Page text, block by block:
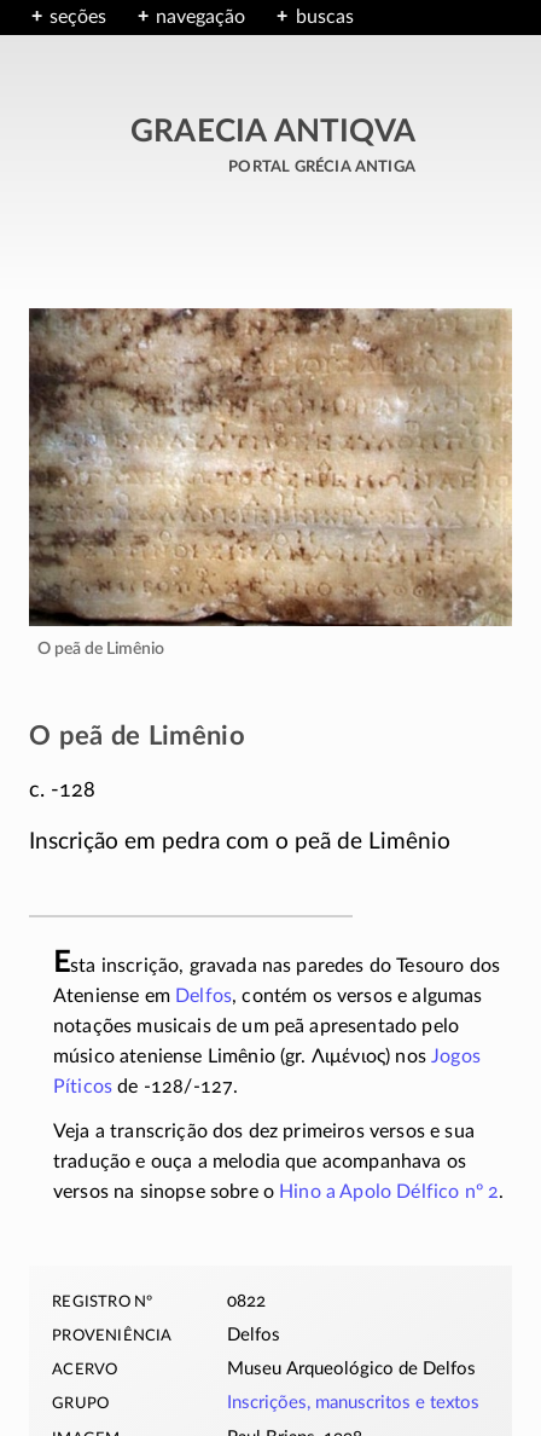
seções navegação buscas
GRAECIA ANTIQVA
portal grécia antiga
O peã de Limênio
O peã de Limênio
c. -128
Inscrição em pedra com o peã de Limênio
Esta inscrição, gravada nas paredes do Tesouro dos
Ateniense em Delfos, contém os versos e algumas
notações musicais de um peã apresentado pelo
músico ateniense Limênio (gr. Λιμένιος) nosJogos
Píticos de -128/-127.
Veja a transcrição dos dez primeiros versos e sua
tradução e ouça a melodia que acompanhava os
versos na sinopse sobre o Hino a Apolo Délfico nº 2.
registro nº 0822
proveniência Delfos
acervo Museu Arqueológico de Delfos
grupo Inscrições, manuscritos e textos